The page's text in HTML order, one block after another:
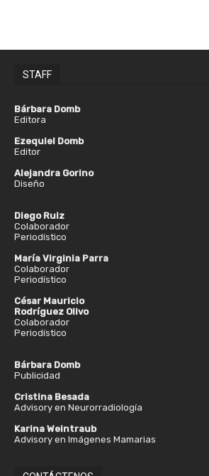
STAFF
Bárbara Domb
Editora
Ezequiel Domb
Editor
Alejandra Gorino
Diseño
Diego Ruiz
Colaborador
Periodístico
María Virginia Parra
Colaborador
Periodístico
César Mauricio
Rodríguez Olivo
Colaborador
Periodístico
Bárbara Domb
Publicidad
Cristina Besada
Advisory en Neurorradiología
Karina Weintraub
Advisory en Imágenes Mamarias